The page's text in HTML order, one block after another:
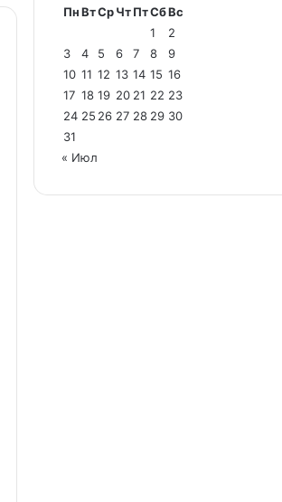
ПнВтСрЧтПтСбВс
1
2
3
4 5 6 7 8
9
10 11 12 13 14 15 16
17 18 19 20 21 22 23
24 25 26 27 28 29 30
31
« Июл